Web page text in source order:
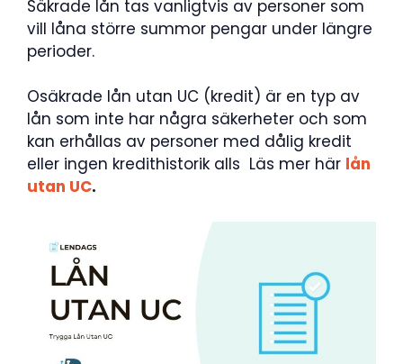
Säkrade lån tas vanligtvis av personer som
vill låna större summor pengar under längre
perioder.
Osäkrade lån utan UC (kredit) är en typ av
lån som inte har några säkerheter och som
kan erhållas av personer med dålig kredit
eller ingen kredithistorik alls Läs mer här lån
utan UC.